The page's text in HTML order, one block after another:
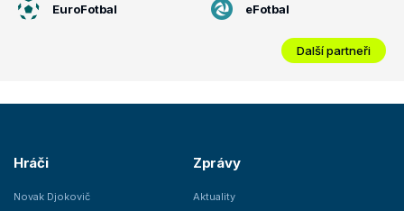
EuroFotbal eFotbal
Další partneři
Hráči
Novak Djokovič
Zprávy
Aktuality